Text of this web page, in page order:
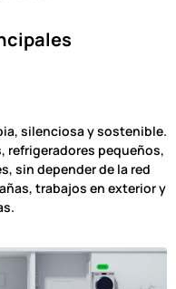
silenciosa y sostenible.
refrigeradores pequeños,
sin depender de la red
trabajos en exterior y